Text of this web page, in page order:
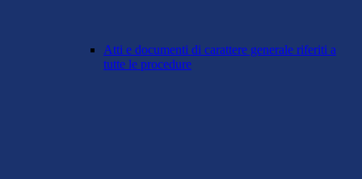
Atti e documenti di carattere generale riferiti a
tutte le procedure